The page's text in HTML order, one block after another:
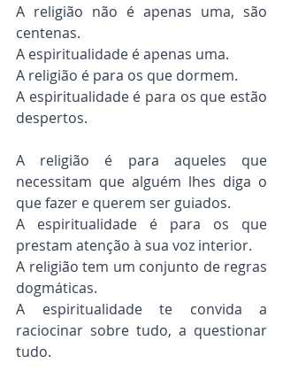
A religião não é apenas uma, são
centenas.
A espiritualidade é apenas uma.
A religião é para os que dormem.
A espiritualidade é para os que estão
despertos.
A religião é para aqueles que
necessitam que alguém lhes diga o
que fazer e querem ser guiados.
A espiritualidade é para os que
prestam atenção à sua voz interior.
A religião tem um conjunto de regras
dogmáticas.
A espiritualidade te convida a
raciocinar sobre tudo, a questionar
tudo.